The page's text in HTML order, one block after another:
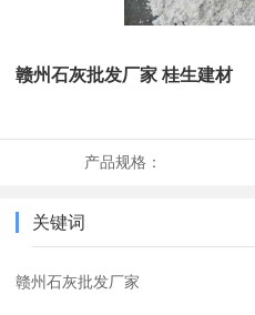
赣州石灰批发厂家 桂生建材
产品规格：
关键词
赣州石灰批发厂家